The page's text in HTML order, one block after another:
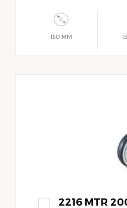
150 MM
2216 MTR